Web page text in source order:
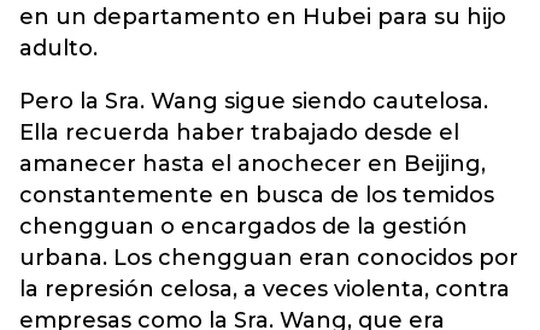
en un departamento en Hubei para su hijo
adulto.
Pero la Sra. Wang sigue siendo cautelosa.
Ella recuerda haber trabajado desde el
amanecer hasta el anochecer en Beijing,
constantemente en busca de los temidos
chengguan o encargados de la gestión
urbana. Los chengguan eran conocidos por
la represión celosa, a veces violenta, contra
empresas como la Sra. Wang, que era